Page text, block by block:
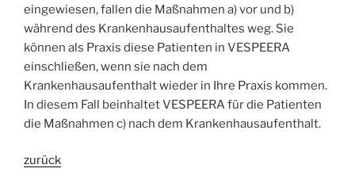
eingewiesen, fallen die Maßnahmen a) vor und b)
während des Krankenhausaufenthaltes weg. Sie
können als Praxis diese Patienten in VESPEERA
einschließen, wenn sie nach dem
Krankenhausaufenthalt wieder in Ihre Praxis kommen.
In diesem Fall beinhaltet VESPEERA für die Patienten
die Maßnahmen c) nach dem Krankenhausaufenthalt.
zurück